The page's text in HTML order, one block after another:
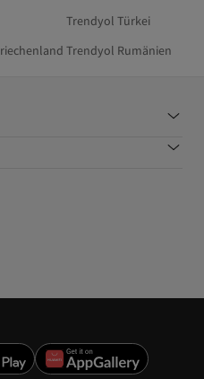
Trendyol Türkei
Trendyol Rumänien